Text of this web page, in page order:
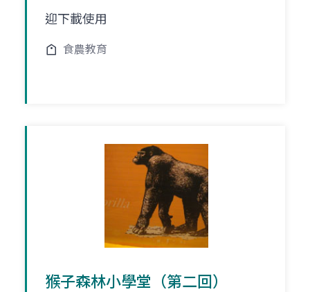
迎下載使用
食農教育
猴子森林小學堂（第二回）